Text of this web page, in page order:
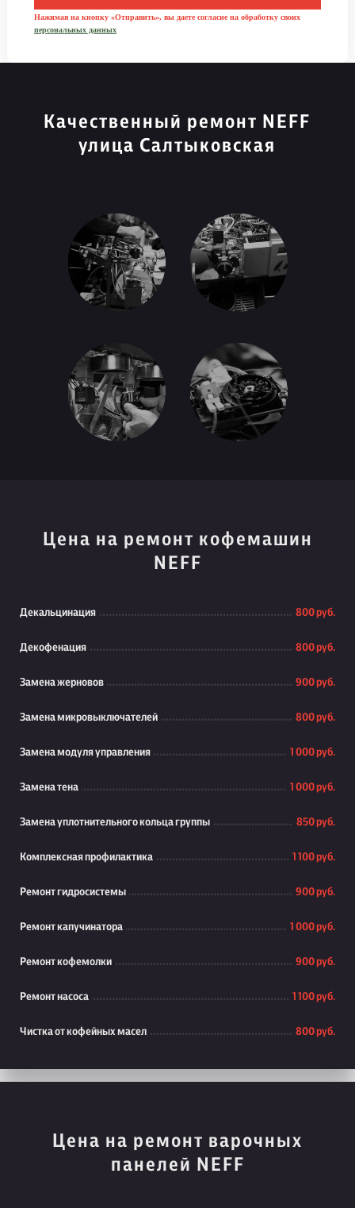
Нажимая на кнопку «Отправить», вы даете согласие на обработку своих
персональных данных
Качественный ремонт NEFF
улица Салтыковская
Цена на ремонт кофемашин
NEFF
Декальцинация 800 руб.
Декофенация 800 руб.
Замена жерновов 900 руб.
Замена микровыключателей 800 руб.
Замена модуля управления 1 000 руб.
Замена тена 1 000 руб.
Замена уплотнительного кольца группы 850 руб.
Комплексная профилактика 1 100 руб.
Ремонт гидросистемы 900 руб.
Ремонт капучинатора 1 000 руб.
Ремонт кофемолки 900 руб.
Ремонт насоса 1 100 руб.
Чистка от кофейных масел 800 руб.
Цена на ремонт варочных
панелей NEFF